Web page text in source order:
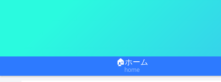
🏠ホーム
home